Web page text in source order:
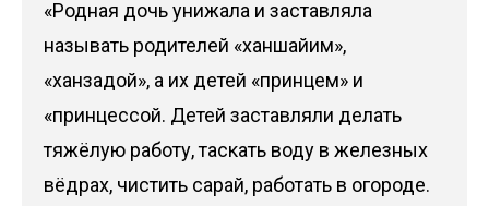
«Родная дочь унижала и заставляла
называть родителей «ханшайим»,
«ханзадой», а их детей «принцем» и
«принцессой. Детей заставляли делать
тяжёлую работу, таскать воду в железных
вёдрах, чистить сарай, работать в огороде.